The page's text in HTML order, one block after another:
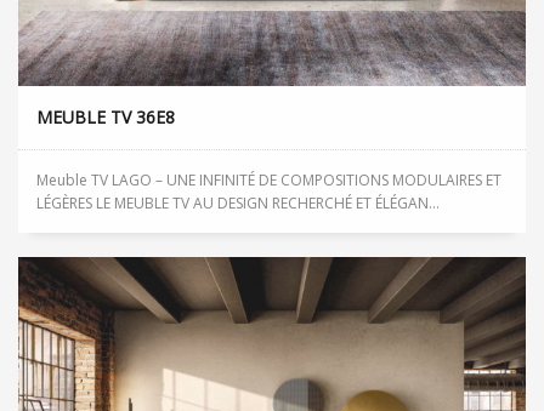
MEUBLE TV 36E8
Meuble TV LAGO – UNE INFINITÉ DE COMPOSITIONS MODULAIRES ET
LÉGÈRES LE MEUBLE TV AU DESIGN RECHERCHÉ ET ÉLÉGAN...